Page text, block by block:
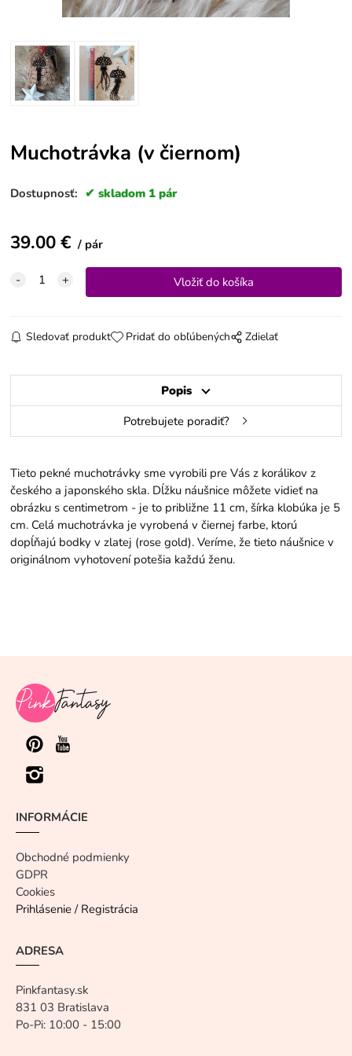
Muchotrávka (v čiernom)
Dostupnosť: skladom 1 pár
39.00€ pár
Sledovať produkt Pridať do obľúbených Zdielať
Popis
Potrebujete poradiť?
Tieto pekné muchotrávky sme vyrobili pre Vás z korálikov z
českého a japonského skla. Dĺžku náušnice môžete vidieť na
obrázku s centimetrom - je to približne 11 cm, šírka klobúka je 5
cm. Celá muchotrávka je vyrobená v čiernej farbe, ktorú
dopĺňajú bodky v zlatej (rose gold). Veríme, že tieto náušnice v
originálnom vyhotovení potešia každú ženu.
INFORMÁCIE
Obchodné podmienky
GDPR
Cookies
Prihlásenie / Registrácia
ADRESA
Pinkfantasy.sk
831 03 Bratislava
Po-Pi: 10:00 - 15:00